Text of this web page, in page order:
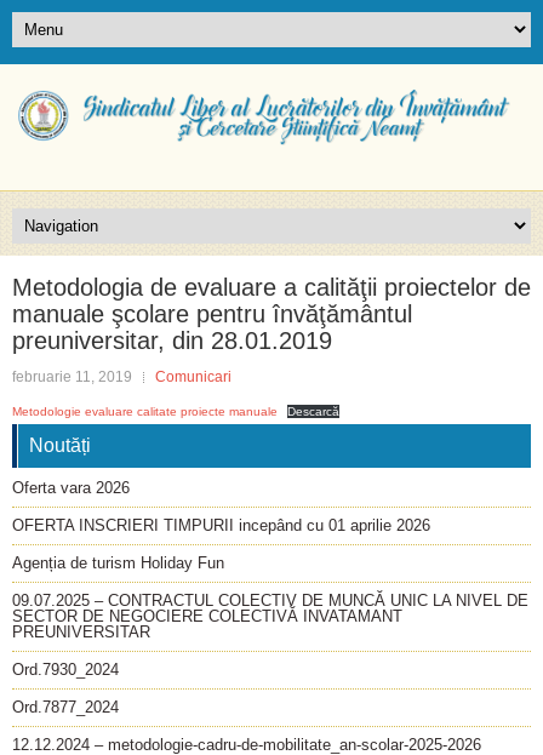
Metodologia de evaluare a calităţii proiectelor de
manuale şcolare pentru învăţământul
preuniversitar, din 28.01.2019
februarie 11, 2019 Comunicari
Metodologie evaluare calitate proiecte manuale Descarcă
Noutăți
Oferta vara 2026
OFERTA INSCRIERI TIMPURII incepând cu 01 aprilie 2026
Agenția de turism Holiday Fun
09.07.2025 – CONTRACTUL COLECTIV DE MUNCĂ UNIC LA NIVEL DE
SECTOR DE NEGOCIERE COLECTIVĂ INVATAMANT
PREUNIVERSITAR
Ord.7930_2024
Ord.7877_2024
12.12.2024 – metodologie-cadru-de-mobilitate_an-scolar-2025-2026